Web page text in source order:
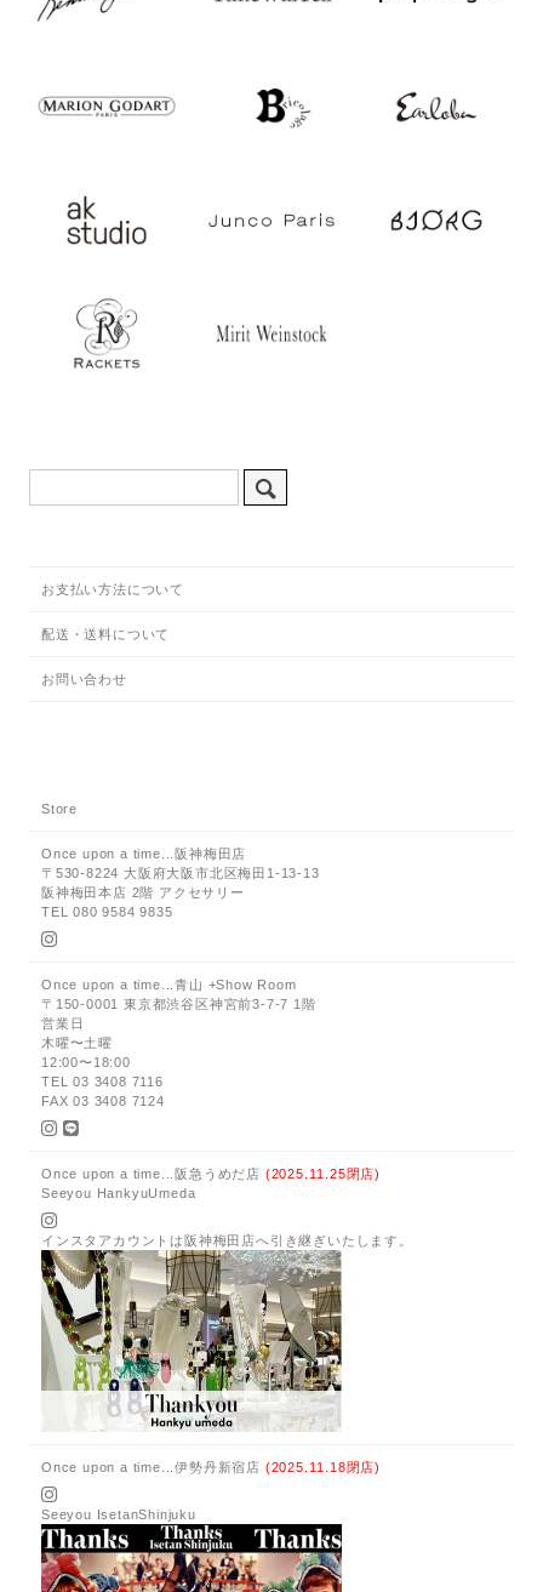
お支払い方法について
配送・送料について
お問い合わせ
Store
Once upon a time...阪神梅田店
〒530-8224 大阪府大阪市北区梅田1-13-13
阪神梅田本店 2階 アクセサリー
TEL 080 9584 9835
Once upon a time...青山 +Show Room
〒150-0001 東京都渋谷区神宮前3-7-7 1階
営業日
木曜〜土曜
12:00〜18:00
TEL 03 3408 7116
FAX 03 3408 7124
Once upon a time...阪急うめだ店 (2025.11.25閉店)
Seeyou HankyuUmeda
インスタアカウントは阪神梅田店へ引き継ぎいたします。
Once upon a time...伊勢丹新宿店 (2025.11.18閉店)
Seeyou IsetanShinjuku